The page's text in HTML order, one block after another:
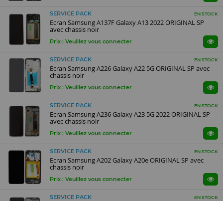
SERVICE PACK EN STOCK
Ecran Samsung A137F Galaxy A13 2022 ORIGINAL SP
avec chassis noir
Prix : Veuillez vous connecter
SERVICE PACK EN STOCK
Ecran Samsung A226 Galaxy A22 5G ORIGINAL SP avec
chassis noir
Prix : Veuillez vous connecter
SERVICE PACK EN STOCK
Ecran Samsung A236 Galaxy A23 5G 2022 ORIGINAL SP
avec chassis noir
Prix : Veuillez vous connecter
SERVICE PACK EN STOCK
Ecran Samsung A202 Galaxy A20e ORIGINAL SP avec
chassis noir
Prix : Veuillez vous connecter
SERVICE PACK EN STOCK